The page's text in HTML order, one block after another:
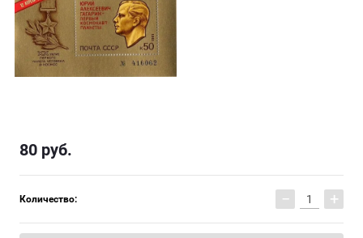
80 руб.
Количество: − +